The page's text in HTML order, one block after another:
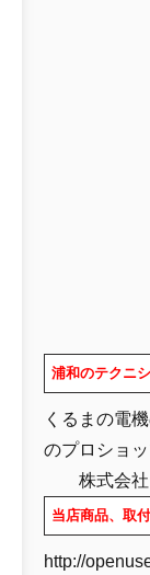
浦和のテクニ
くるまの電
のプロショッ
株式会社
当店商品、取
http://